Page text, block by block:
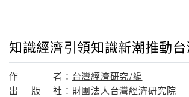
知識經濟引領知識新潮推動
作 者： 台灣經濟研究/編
出
版 社： 財團法人台灣經濟研究院